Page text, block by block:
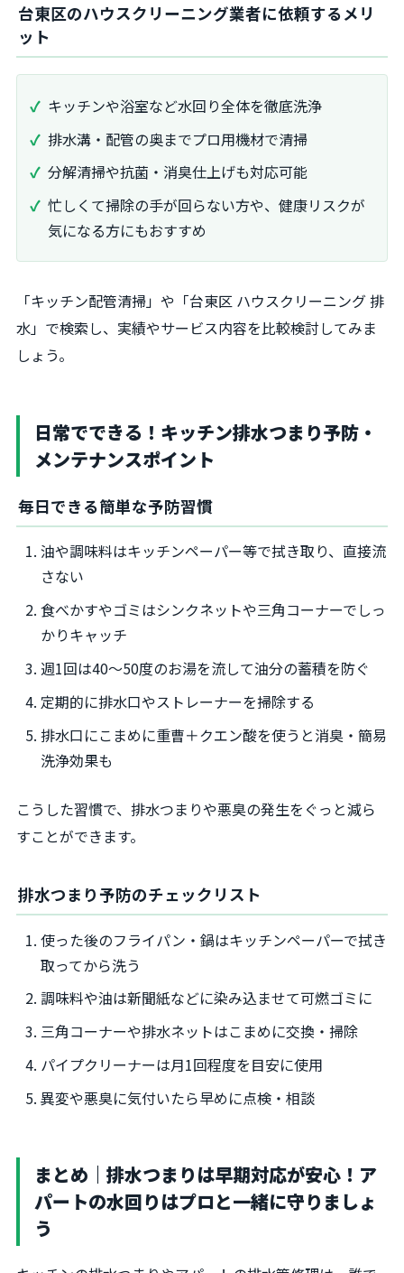
台東区のハウスクリーニング業者に依頼するメリ
ット
キッチンや浴室など水回り全体を徹底洗浄
排水溝・配管の奥までプロ用機材で清掃
分解清掃や抗菌・消臭仕上げも対応可能
忙しくて掃除の手が回らない方や、健康リスクが
気になる方にもおすすめ
「キッチン配管清掃」や「台東区 ハウスクリーニング 排
水」で検索し、実績やサービス内容を比較検討してみま
しょう。
日常でできる！キッチン排水つまり予防・
メンテナンスポイント
毎日できる簡単な予防習慣
油や調味料はキッチンペーパー等で拭き取り、直接流
さない
食べかすやゴミはシンクネットや三角コーナーでしっ
かりキャッチ
週1回は40〜50度のお湯を流して油分の蓄積を防ぐ
定期的に排水口やストレーナーを掃除する
排水口にこまめに重曹＋クエン酸を使うと消臭・簡易
洗浄効果も
こうした習慣で、排水つまりや悪臭の発生をぐっと減ら
すことができます。
排水つまり予防のチェックリスト
使った後のフライパン・鍋はキッチンペーパーで拭き
取ってから洗う
調味料や油は新聞紙などに染み込ませて可燃ゴミに
三角コーナーや排水ネットはこまめに交換・掃除
パイプクリーナーは月1回程度を目安に使用
異変や悪臭に気付いたら早めに点検・相談
まとめ｜排水つまりは早期対応が安心！ア
パートの水回りはプロと一緒に守りましょ
う